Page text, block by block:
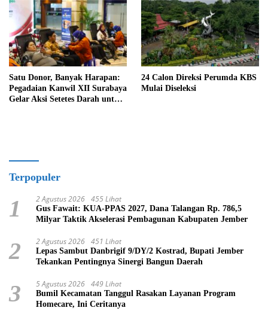
Satu Donor, Banyak Harapan:
Pegadaian Kanwil XII Surabaya
Gelar Aksi Setetes Darah untuk
24 Calon Direksi Perumda KBS
Mulai Diseleksi
Terpopuler
1 2 Agustus 2026 455 Lihat
Gus Fawait: KUA-PPAS 2027, Dana Talangan Rp. 786,5
Milyar Taktik Akselerasi Pembagunan Kabupaten Jember
2 2 Agustus 2026 451 Lihat
Lepas Sambut Danbrigif 9/DY/2 Kostrad, Bupati Jember
Tekankan Pentingnya Sinergi Bangun Daerah
3 5 Agustus 2026 449 Lihat
Bumil Kecamatan Tanggul Rasakan Layanan Program
Homecare, Ini Ceritanya